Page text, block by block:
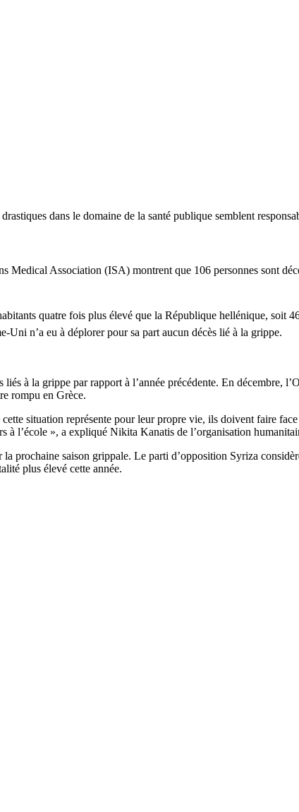
dans le domaine de la santé publique semblent
Association (ISA) montrent que 106 personnes sont
quatre fois plus élevé que la République hellénique, soit
Uni n’a eu à déplorer pour sa part aucun décès lié à la grippe.
à la grippe par rapport à l’année précédente. En décembre,
rompu en Grèce.
situation représente pour leur propre vie, ils doivent faire
à l’école », a expliqué Nikita Kanatis de l’organisation
prochaine saison grippale. Le parti d’opposition Syriza
plus élevé cette année.